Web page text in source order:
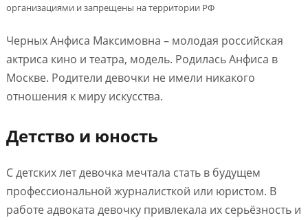
организациями и запрещены на территории РФ
Черных Анфиса Максимовна – молодая российская
актриса кино и театра, модель. Родилась Анфиса в
Москве. Родители девочки не имели никакого
отношения к миру искусства.
Детство и юность
С детских лет девочка мечтала стать в будущем
профессиональной журналисткой или юристом. В
работе адвоката девочку привлекала их серьёзность и